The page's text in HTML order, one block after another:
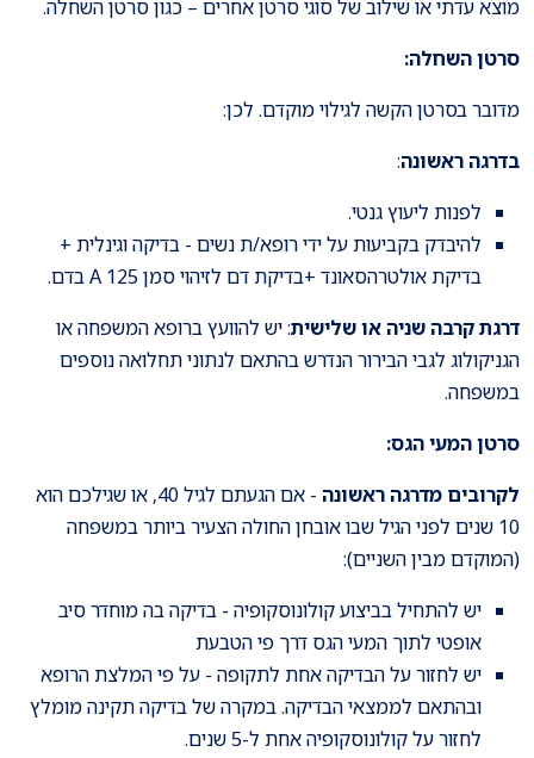
מוצא עדתי או שילוב של סוגי סרטן אחרים – כגון סרטן השחלה.
סרטן השחלה:
מדובר בסרטן הקשה לגילוי מוקדם. לכן:
בדרגה ראשונה:
לפנות ליעוץ גנטי.
להיבדק בקביעות על ידי רופא/ת נשים - בדיקה וגינלית +
בדיקת אולטרהסאונד +בדיקת דם לזיהוי סמן A 125 בדם.
דרגת קרבה שניה או שלישית: יש להוועץ ברופא המשפחה או
הגניקולוג לגבי הבירור הנדרש בהתאם לנתוני תחלואה נוספים
במשפחה.
סרטן המעי הגס:
לקרובים מדרגה ראשונה
- אם הגעתם לגיל 40, או שגילכם הוא
10 שנים לפני הגיל שבו אובחן החולה הצעיר ביותר במשפחה
(המוקדם מבין השניים):
יש להתחיל בביצוע קולונוסקופיה - בדיקה בה מוחדר סיב
אופטי לתוך המעי הגס דרך פי הטבעת
יש לחזור על הבדיקה אחת לתקופה - על פי המלצת הרופא
ובהתאם לממצאי הבדיקה. במקרה של בדיקה תקינה מומלץ
לחזור על קולונוסקופיה אחת ל-5 שנים.